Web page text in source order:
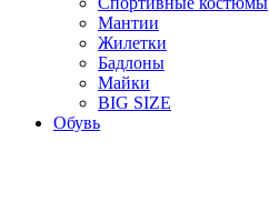
Мантии
Жилетки
Бадлоны
Майки
BIG SIZE
Обувь